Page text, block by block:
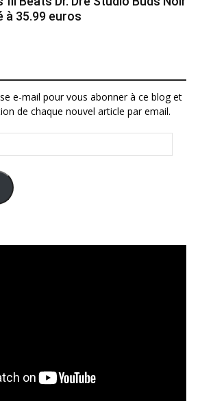
à 35.99 euros
e-mail pour vous abonner à ce blog et
de chaque nouvel article par email.